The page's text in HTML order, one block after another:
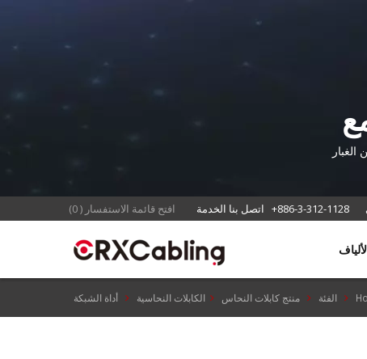
افتح قائمة الاستفسار (
) +886-3-312-1128
الفئة منتج كابلات النحاس الكابلات النحاسية أداة الشبكة